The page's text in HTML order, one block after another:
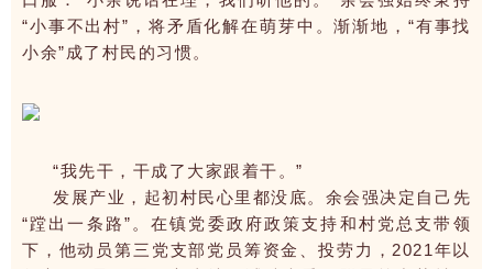
“小事不出村”，将矛盾化解在萌芽中。渐渐地，“有事找
小余”成了村民的习惯。
“我先干，干成了大家跟着干。”
发展产业，起初村民心里都没底。余会强决定自己先
“蹚出一条路”。在镇党委政府政策支持和村党总支带领
下，他动员第三党支部党员筹资金、投劳力，2021年以